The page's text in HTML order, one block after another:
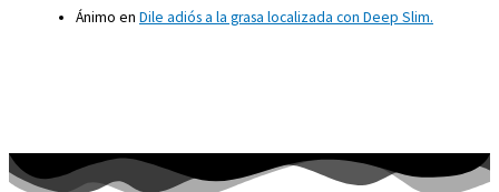
Ánimo en Dile adiós a la grasa localizada con Deep Slim.